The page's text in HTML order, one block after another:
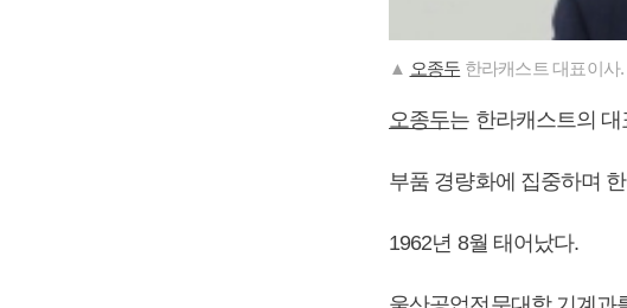
▲ 오종두 한라캐스트 대표이사.
오종두는 한라캐스트의
부품 경량화에 집중하며
1962년 8월 태어났다.